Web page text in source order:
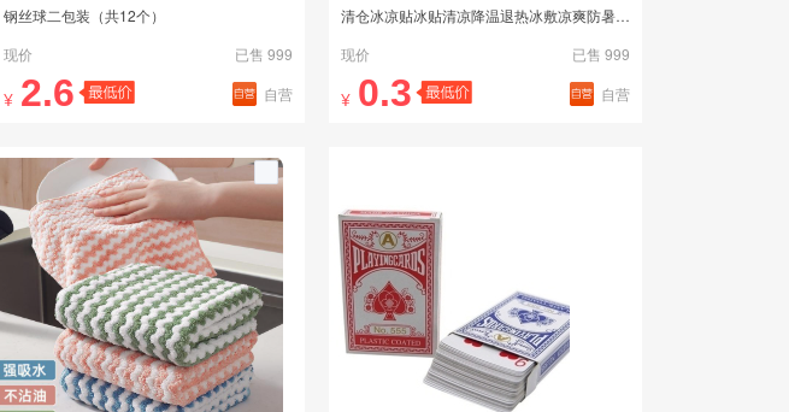
钢丝球二包装（共12个）
现价
已售 999
¥ 2.6 自营
清仓冰凉贴冰贴清凉降温退热冰敷凉爽防暑解暑神器2片装
现价
已售 999
¥ 0.3 自营